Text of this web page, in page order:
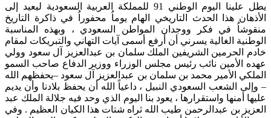
يطل علينا اليوم الوطني 91 للمملكة العربية السعودية ليعيد إلى
الأذهان هذا الحدث التاريخي الهام يوماُ محفوراُ في ذاكرة التاريخ
منقوشاُ في فكر ووجدان المواطن السعودي ، وبهذه المناسبة
الوطنية الغالية يسرني أن أرفع أسمى آيات التهاني والتبريكات لمقام
خادم الحرمين الشريفين الملك سلمان بن عبدالعزيز آل سعود وولي
عهده الأمين نائب رئيس مجلس الوزراء ووزير الدفاع صاحب السمو
الملكي الأمير محمد بن سلمان بن عبدالعزيز آل سعود –يحفظهم الله
– وإلى الشعب السعودي النبيل ، داعياً الله أن يحفظ بلادنا وأن يديم
عليها أمنها واستقرارها ، يعود بنا اليوم الذي وحد فيه جلالة الملك عبد
العزيز بن عبدالرحمن طيب الله ثراه شتات هذا الكيان العظيم . وفي